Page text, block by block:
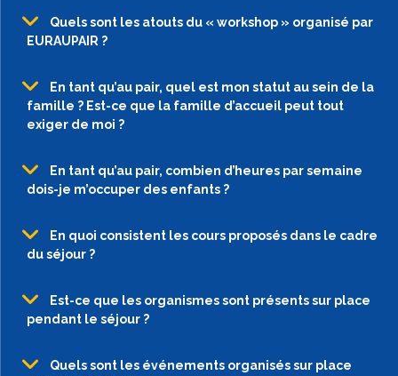
Quels sont les atouts du « workshop » organisé par
EURAUPAIR ?
En tant qu’au pair, quel est mon statut au sein de la
famille ? Est-ce que la famille d’accueil peut tout
exiger de moi ?
En tant qu’au pair, combien d’heures par semaine
dois-je m’occuper des enfants ?
En quoi consistent les cours proposés dans le cadre
du séjour ?
Est-ce que les organismes sont présents sur place
pendant le séjour ?
Quels sont les événements organisés sur place